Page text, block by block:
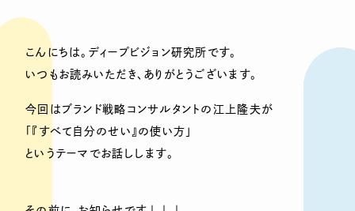
こんにちは。ディープビジョン研究所です。
いつもお読みいただき、ありがとうございます。
今回はブランド戦略コンサルタントの江上隆夫が
「『すべて自分のせい』の使い方」
というテーマでお話しします。